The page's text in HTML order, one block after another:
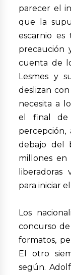
parecer el
que la
escarnio
precaución
cuenta de
Lesmes y
deslizan
necesita a
el final de
percepción,
debajo del
millones en
liberadoras
para iniciar
Los
concurso
formatos,
El otro
según.